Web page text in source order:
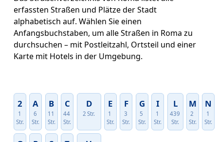
erfassten Straßen und Plätze der Stadt
alphabetisch auf. Wählen Sie einen
Anfangsbuchstaben, um alle Straßen in Roma zu
durchsuchen – mit Postleitzahl, Ortsteil und einer
Karte mit Hotels in der Umgebung.
2
1
Str.
A
6
Str.
B
11
Str.
C
44
Str.
D
2 Str.
E
1
Str.
F
3
Str.
G
5
Str.
I
1
Str.
L
439
Str.
M
2
Str.
N
1
Str.